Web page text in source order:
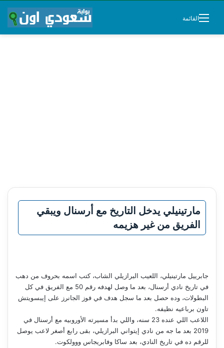
القائمة
مارتينيلي يدخل التاريخ مع أرسنال ويبقي
الفريق من غير هزيمه
جابرييل مارتينيلي، اللعيب البرازيلي الشاب، كتب اسمه بحروف من دهب
في تاريخ نادي أرسنال، بعد ما وصل لهدفه رقم 50 مع الفريق في كل
البطولات، وده حصل بعد ما سجل هدف في فوز الجانرز على إيبسويتش
تاون برباعيه نظيفه.
اللاعب اللي عنده 23 سنه، واللي بدأ مسيرته الأوروبيه مع أرسنال في
2019 بعد ما جه من نادي إيتواني البرازيلي، بقى رابع أصغر لاعب يوصل
للرقم ده في تاريخ النادي، بعد ساكا وفابريجاس ووولكوت.